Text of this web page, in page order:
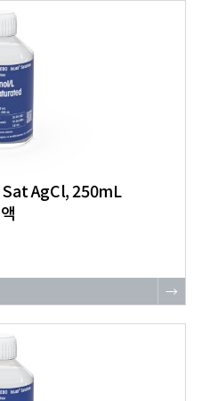
AgCl, 250mL
→